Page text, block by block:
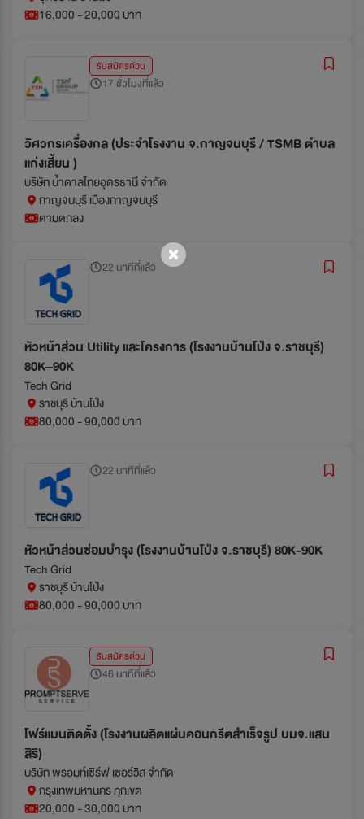
16,000 - 20,000 บาท
รับสมัครด่วน
17 ชั่วโมงที่แล้ว
วิศวกรเครื่องกล (ประจำโรงงาน จ.กาญจนบุรี / TSMB ตำบล
แก่งเสี้ยน )
บริษัท น้ำตาลไทยอุดรธานี จำกัด
กาญจนบุรี เมืองกาญจนบุรี
ตามตกลง
22 นาทีที่แล้ว
หัวหน้าส่วน Utility และโครงการ (โรงงานบ้านโป่ง จ.ราชบุรี)
80K–90K
Tech Grid
ราชบุรี บ้านโป่ง
80,000 - 90,000 บาท
22 นาทีที่แล้ว
หัวหน้าส่วนซ่อมบำรุง (โรงงานบ้านโป่ง จ.ราชบุรี) 80K-90K
Tech Grid
ราชบุรี บ้านโป่ง
80,000 - 90,000 บาท
รับสมัครด่วน
46 นาทีที่แล้ว
โฟร์แมนติดตั้ง (โรงงานผลิตแผ่นคอนกรีตสำเร็จรูป บมจ.แสน
สิริ)
บริษัท พรอมท์เซิร์ฟ เซอร์วิส จำกัด
กรุงเทพมหานคร ทุกเขต
20,000 - 30,000 บาท